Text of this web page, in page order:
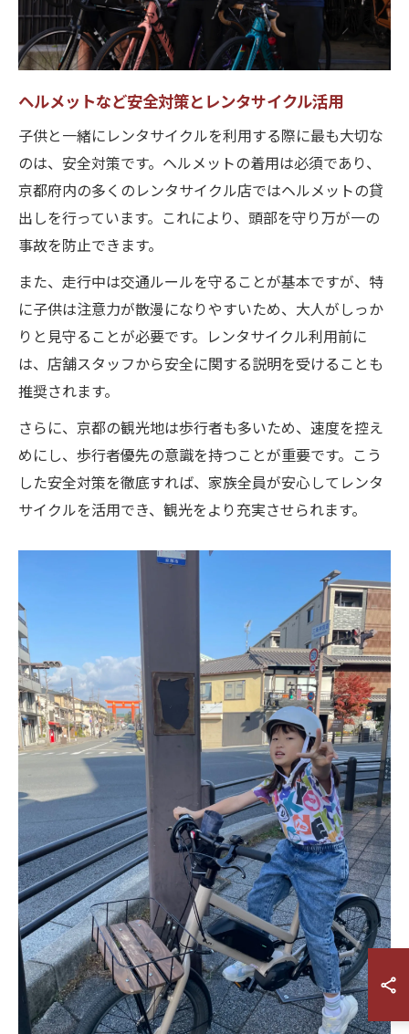
ヘルメットなど安全対策とレンタサイクル活用
子供と一緒にレンタサイクルを利用する際に最も大切な
のは、安全対策です。ヘルメットの着用は必須であり、
京都府内の多くのレンタサイクル店ではヘルメットの貸
出しを行っています。これにより、頭部を守り万が一の
事故を防止できます。
また、走行中は交通ルールを守ることが基本ですが、特
に子供は注意力が散漫になりやすいため、大人がしっか
りと見守ることが必要です。レンタサイクル利用前に
は、店舗スタッフから安全に関する説明を受けることも
推奨されます。
さらに、京都の観光地は歩行者も多いため、速度を控え
めにし、歩行者優先の意識を持つことが重要です。こう
した安全対策を徹底すれば、家族全員が安心してレンタ
サイクルを活用でき、観光をより充実させられます。